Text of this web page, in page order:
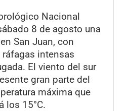
Nacional
8 de agosto una
San Juan, con
ráfagas intensas
El viento del sur
gran parte del
máxima que
los 15°C.